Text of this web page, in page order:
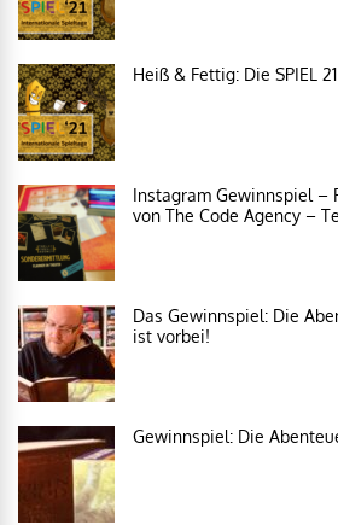
Heiß & Fettig: Die SPIEL
Instagram Gewinnspiel –
von The Code Agency –
Das Gewinnspiel: Die
ist vorbei!
Gewinnspiel: Die